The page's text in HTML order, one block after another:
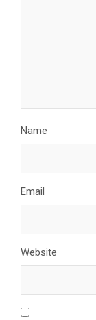
Name
Email
Website